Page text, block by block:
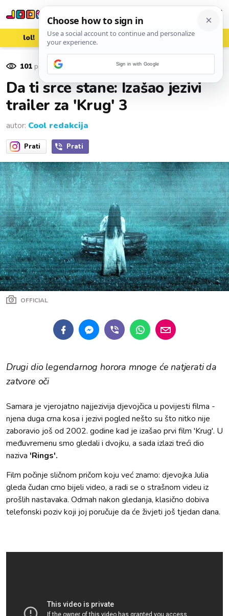
lol! aww vrh! woot?!
101 pregleda
Da ti srce stane: Izašao jezivi
trailer za 'Krug' 3
autor: Cool redakcija
Prati Prati
OFFICIAL
Drugi dio legendarnog horora mnoge će natjerati da
zatvore oči
Samara je vjerojatno najjezivija djevojčica u povijesti filma -
njena duga crna kosa i jezivi pogled nešto su što nitko nije
zaboravio još od 2002. godine kad je izašao prvi film 'Krug'. U
međuvremenu smo gledali i dvojku, a sada izlazi treći dio
naziva 'Rings'.
Film počinje sličnom pričom koju već znamo: djevojka Julia
gleda čudan crno bijeli video, a radi se o strašnom videu iz
prošlih nastavaka. Odmah nakon gledanja, klasično dobiva
telefonski poziv koji joj poručuje da će živjeti još tjedan dana.
Sign in with Google